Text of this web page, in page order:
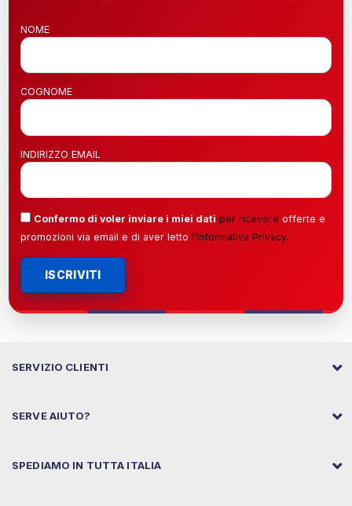
NOME
COGNOME
INDIRIZZO EMAIL
Confermo di voler inviare i miei dati per ricevere offerte e
promozioni via email e di aver letto l’Informativa Privacy.
ISCRIVITI
SERVIZIO CLIENTI
SERVE AIUTO?
SPEDIAMO IN TUTTA ITALIA